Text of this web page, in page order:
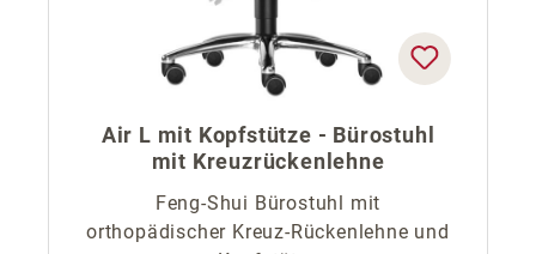
Air L mit Kopfstütze - Bürostuhl
mit Kreuzrückenlehne
Feng-Shui Bürostuhl mit
orthopädischer Kreuz-Rückenlehne und